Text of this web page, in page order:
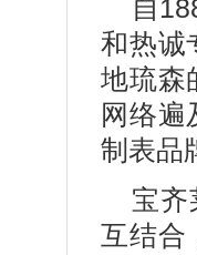
自
和热诚
地琉森
网络
制表品
宝齐
互结合